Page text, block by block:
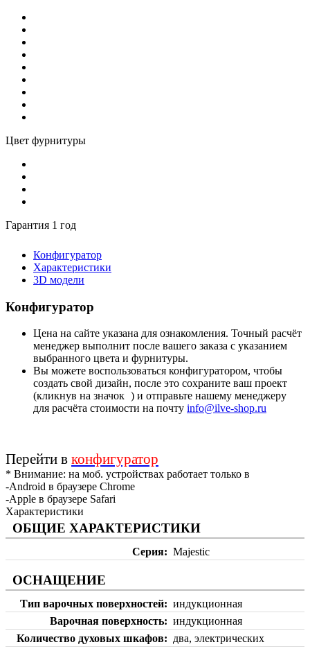
Цвет фурнитуры
Гарантия 1 год
Конфигуратор
Характеристики
3D модели
Конфигуратор
Цена на сайте указана для ознакомления. Точный расчёт
менеджер выполнит после вашего заказа с указанием
выбранного цвета и фурнитуры.
Вы можете воспользоваться конфигуратором, чтобы
создать свой дизайн, после это сохраните ваш проект
(кликнув на значок ) и отправьте нашему менеджеру
для расчёта стоимости на почту info@ilve-shop.ru
Перейти в конфигуратор
* Внимание: на моб. устройствах работает только в
-Android в браузере Chrome
-Apple в браузере Safari
Характеристики
ОБЩИЕ ХАРАКТЕРИСТИКИ
Серия Majestic
ОСНАЩЕНИЕ
Тип варочных поверхностей
индукционная
Варочная поверхность
индукционная
Количество духовых шкафов
два, электрических